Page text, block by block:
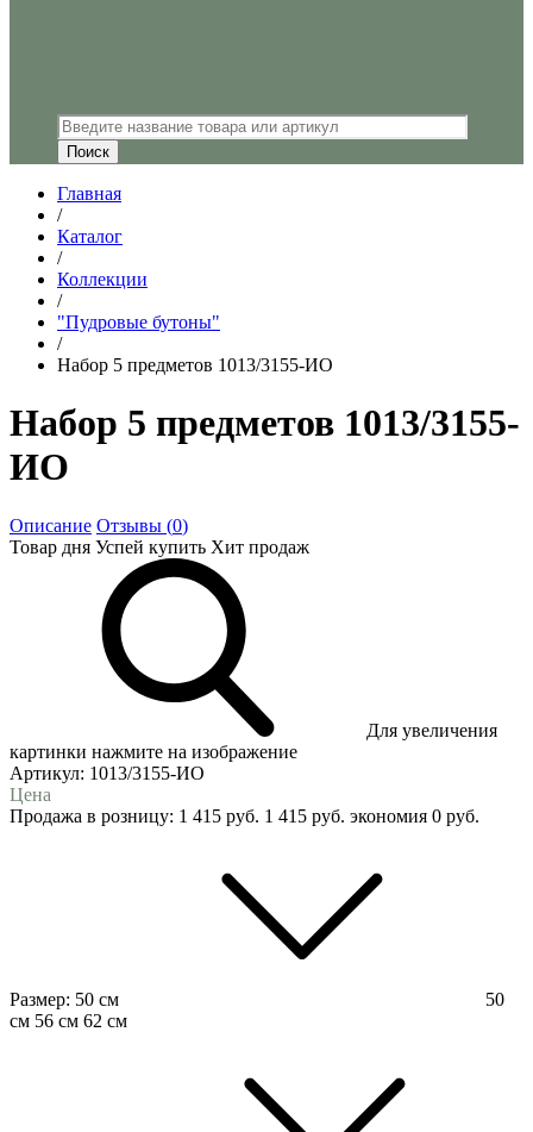
Главная
/
Каталог
/
Коллекции
/
"Пудровые бутоны"
/
Набор 5 предметов 1013/3155-ИО
Набор 5 предметов 1013/3155-
ИО
Описание Отзывы (0)
Товар дня Успей купить Хит продаж
Для увеличения
картинки нажмите на изображение
Артикул: 1013/3155-ИО
Цена
Продажа в розницу: 1 415 руб. 1 415 руб. экономия 0 руб.
Размер: 50 см
50
см 56 см 62 см